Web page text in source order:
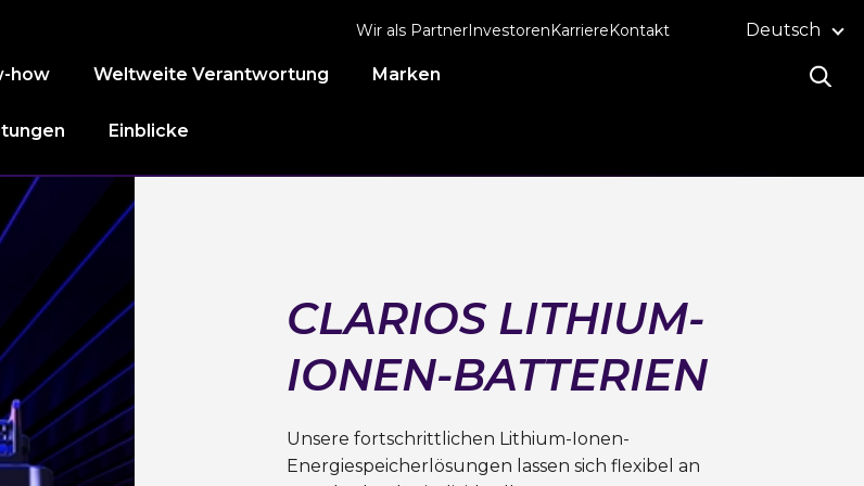
Wir als PartnerInvestorenKarriereKontakt Deutsch
how Weltweite Verantwortung Marken
Einblicke
CLARIOS LITHIUM-
IONEN-BATTERIEN
Unsere fortschrittlichen Lithium-Ionen-
Energiespeicherlösungen lassen sich flexibel an